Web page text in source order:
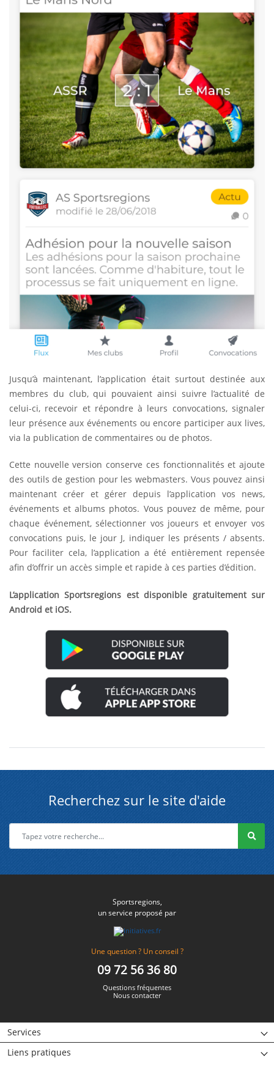
Jusqu’à maintenant, l’application était surtout destinée aux
membres du club, qui pouvaient ainsi suivre l’actualité de
celui-ci, recevoir et répondre à leurs convocations, signaler
leur présence aux événements ou encore participer aux lives,
via la publication de commentaires ou de photos.
Cette nouvelle version conserve ces fonctionnalités et ajoute
des outils de gestion pour les webmasters. Vous pouvez ainsi
maintenant créer et gérer depuis l’application vos news,
événements et albums photos. Vous pouvez de même, pour
chaque événement, sélectionner vos joueurs et envoyer vos
convocations puis, le jour J, indiquer les présents / absents.
Pour faciliter cela, l’application a été entièrement repensée
afin d’offrir un accès simple et rapide à ces parties d’édition.
L’application Sportsregions est disponible gratuitement sur
Android et iOS.
Recherchez sur le site d'aide
Sportsregions,
un service proposé par
Une question ? Un conseil ?
09 72 56 36 80
Questions fréquentes
Nous contacter
Services
Liens pratiques